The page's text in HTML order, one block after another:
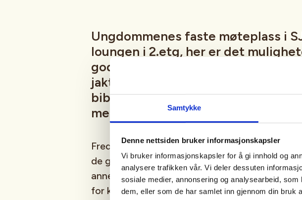
Samtykke
Denne nettsiden bruker informasjonskapsler
Vi bruker informasjonskapsler for å gi innhold og
analysere trafikken vår. Vi deler dessuten
sosiale medier, annonsering og analysearbeid,
dem, eller som de har samlet inn gjennom din bruk
Ungdommenes faste møteplass i
loungen i 2.etg, her er det
god prat i godt selskap,
jaktsimulator, biljard, en tur innom
bibliotek, Podcast-innspilling og
mer
Fredagsmøtene er fast, hver fredag hele året
de gangene vi er borte på fisketurer,
annet moro, følg med i aktivitetskalender og
for kommende aktiviteter!